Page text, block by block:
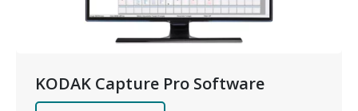
KODAK Capture Pro Software